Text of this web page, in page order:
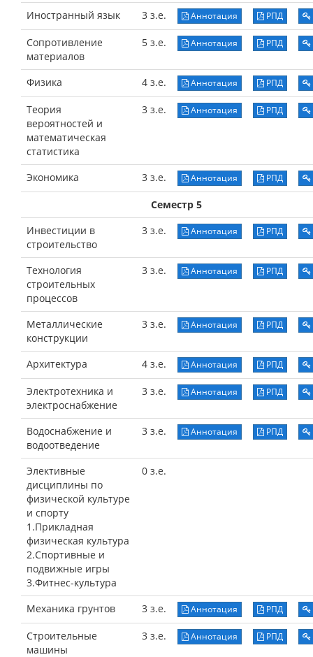
Иностранный язык 3 з.е. Аннотация РПД
Сопротивление
материалов
5 з.е. Аннотация РПД
Физика 4 з.е. Аннотация РПД
Теория
вероятностей и
математическая
статистика
3 з.е. Аннотация РПД
Экономика 3 з.е. Аннотация РПД
Семестр 5
Инвестиции в
строительство
3 з.е. Аннотация РПД
Технология
строительных
процессов
3 з.е. Аннотация РПД
Металлические
конструкции
3 з.е. Аннотация РПД
Архитектура 4 з.е. Аннотация РПД
Электротехника и
электроснабжение
3 з.е. Аннотация РПД
Водоснабжение и
водоотведение
3 з.е. Аннотация РПД
Элективные
дисциплины по
физической культуре
и спорту
1.Прикладная
физическая культура
2.Спортивные и
подвижные игры
3.Фитнес-культура
0 з.е.
Механика грунтов 3 з.е. Аннотация РПД
Строительные
машины
3 з.е. Аннотация РПД